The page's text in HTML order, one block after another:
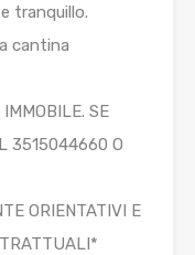
tranquillo.
cantina
SE
3515044660 O
ORIENTATIVI E